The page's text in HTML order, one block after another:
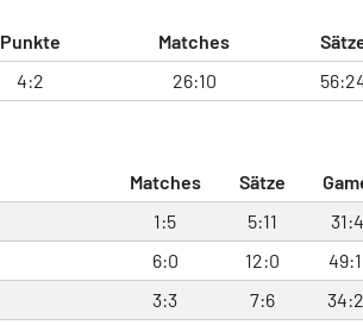
Punkte Matches
4:2 26:10
Matches Sätze
1:5 5:11
6:0 12:0
3:3 7:6